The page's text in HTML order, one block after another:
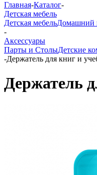
Главная-Каталог-
Детская мебель
Детская мебельДомашний
-
Аксессуары
Парты и СтолыДетские
-Держатель для книг и
Держатель